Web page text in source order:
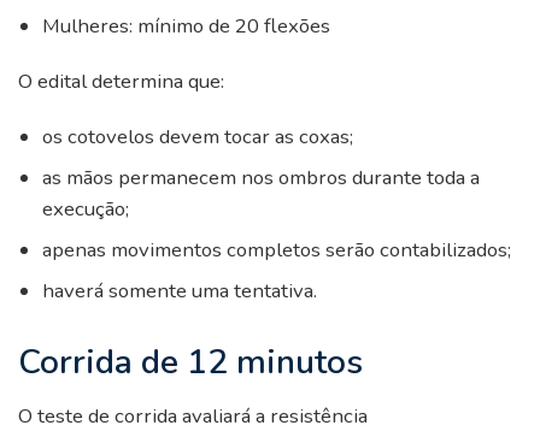
Mulheres: mínimo de 20 flexões
O edital determina que:
os cotovelos devem tocar as coxas;
as mãos permanecem nos ombros durante toda a
execução;
apenas movimentos completos serão contabilizados;
haverá somente uma tentativa.
Corrida de 12 minutos
O teste de corrida avaliará a resistência